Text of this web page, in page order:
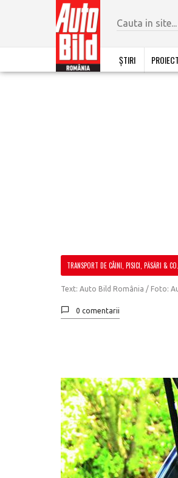
ȘTIRI
TRANSPORT DE CÂINI, PISICI, PĂSĂRI & CO.
Text: Auto Bild România / Foto:
0 comentarii